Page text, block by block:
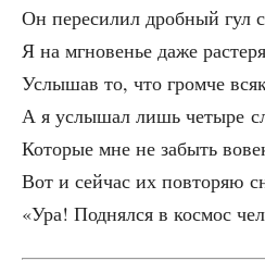
Он пере­си­лил дроб­ный гул
Я на мгно­ве­нье даже
Услы­шав то, что гром­че
А я услы­шал лишь четы­ре
Кото­рые мне не забыть
Вот и сей­час их повто­ряю
«Ура! Под­нял­ся в кос­мос